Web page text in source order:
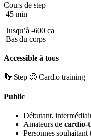
Cours de step
45 min
Jusqu’à -600 cal
Bas du corps
Accessible à tous
👣 Step 🥵 Cardio training
Public
Débutant,
Amateurs de cardio-
Personnes